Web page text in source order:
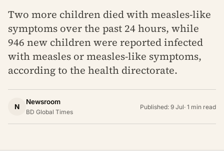
Two more children died with measles-like
symptoms over the past 24 hours, while
946 new children were reported infected
with measles or measles-like symptoms,
according to the health directorate.
N
Newsroom
BD Global Times
Published: 9 Jul· 1 min read